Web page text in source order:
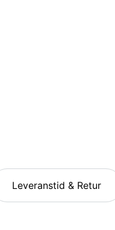
Leveranstid & Retur